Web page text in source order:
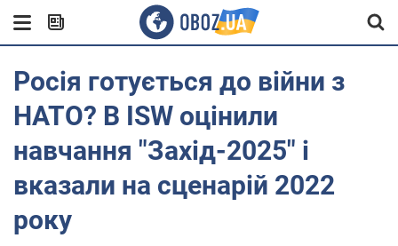
Росія готується до війни з
НАТО? В ISW оцінили
навчання "Захід-2025" і
вказали на сценарій 2022
року